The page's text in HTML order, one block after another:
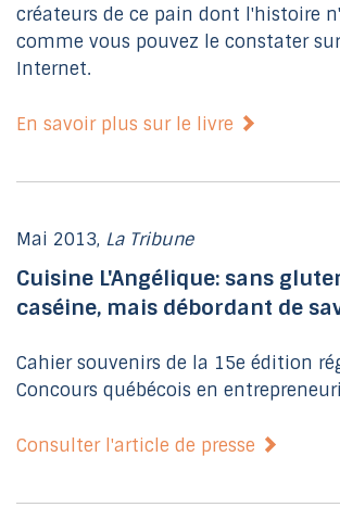
créateurs de ce pain dont l'histoire
comme vous pouvez le constater
Internet.
En savoir plus sur le livre
Mai 2013, La Tribune
Cuisine L'Angélique: sans
caséine, mais débordant de
Cahier souvenirs de la 15e édition
Concours québécois en
Consulter l'article de presse